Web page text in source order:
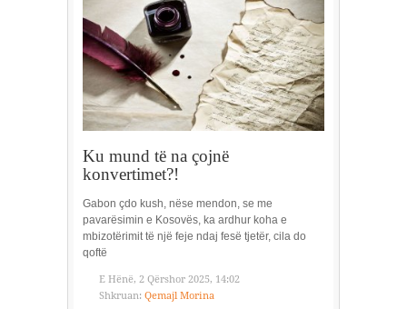
Ku mund të na çojnë
konvertimet?!
Gabon çdo kush, nëse mendon, se me
pavarësimin e Kosovës, ka ardhur koha e
mbizotërimit të një feje ndaj fesë tjetër, cila do
qoftë
E Hënë, 2 Qërshor 2025, 14:02
Shkruan: Qemajl Morina